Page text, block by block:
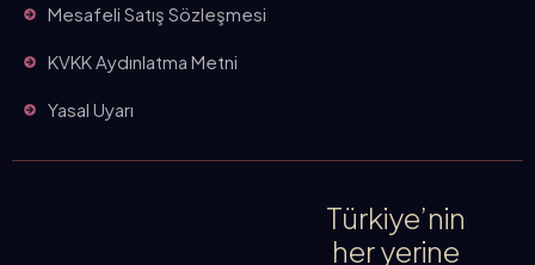
Mesafeli Satış Sözleşmesi
KVKK Aydınlatma Metni
Yasal Uyarı
Türkiye’nin
her yerine